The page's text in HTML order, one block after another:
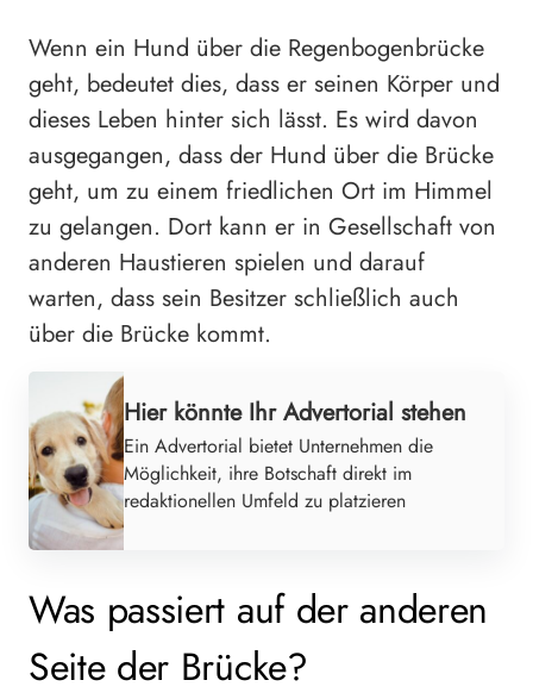
Wenn ein Hund über die Regenbogenbrücke
geht, bedeutet dies, dass er seinen Körper und
dieses Leben hinter sich lässt. Es wird davon
ausgegangen, dass der Hund über die Brücke
geht, um zu einem friedlichen Ort im Himmel
zu gelangen. Dort kann er in Gesellschaft von
anderen Haustieren spielen und darauf
warten, dass sein Besitzer schließlich auch
über die Brücke kommt.
Hier könnte Ihr Advertorial stehen
Ein Advertorial bietet Unternehmen die
Möglichkeit, ihre Botschaft direkt im
redaktionellen Umfeld zu platzieren
Was passiert auf der anderen
Seite der Brücke?